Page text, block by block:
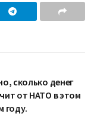
сколько денег
от НАТО в этом
году.